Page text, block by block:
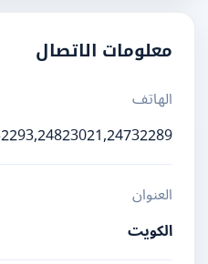
معلومات الاتصال
الهاتف
24732293,24823021,24732289
العنوان
الكويت